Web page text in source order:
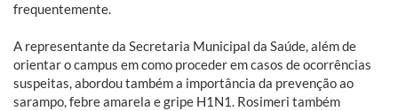
frequentemente.
A representante da Secretaria Municipal da Saúde, além de
orientar o campus em como proceder em casos de ocorrências
suspeitas, abordou também a importância da prevenção ao
sarampo, febre amarela e gripe H1N1. Rosimeri também